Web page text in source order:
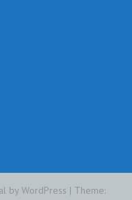
by WordPress | Theme: